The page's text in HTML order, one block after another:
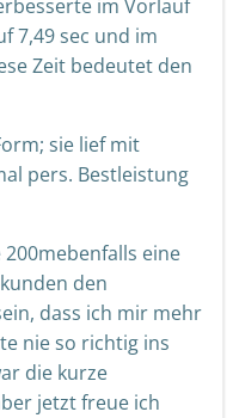
im Vorlauf
7,49 sec und im
Zeit bedeutet den
sie lief mit
pers. Bestleistung
eine
den
dass ich mir mehr
nie so richtig ins
die kurze
jetzt freue ich